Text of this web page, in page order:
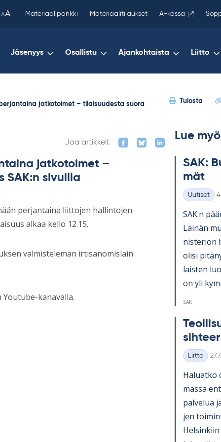
AA Materiaalipankki Materiaalitilaukset A-kassa
Jäsenyys Osallistu Ajankohtaista Liitto
jatkotoimet – tilaisuudesta suora
Tulosta
Jaa artikkeli:
jatkotoimet –
SAK:n sivuilla
perjantaina liittojen hallintojen
alkaa kello 12.15.
valmisteleman irtisanomislain
kanavalla.
Lue
SAK:
mät
Kategoriat
Uutiset
SAK:n
Lainàn
nis­te­riön
olisi
lais­ten
on yli
SAK
Kategoriat
Liitto
Ha­luatko
massa
pal­ve­lua
jen
copied
your
clipboard.)